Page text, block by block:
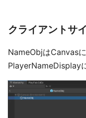
クライアントサ
NameObjはCanvas
PlayerNameDisplay